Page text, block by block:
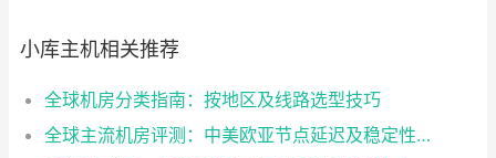
小库主机相关推荐
全球机房分类指南：按地区及线路选型技巧
全球主流机房评测：中美欧亚节点延迟及稳定性排行